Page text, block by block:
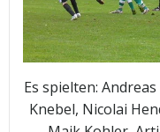
Es spielten:
Knebel, Nicolai